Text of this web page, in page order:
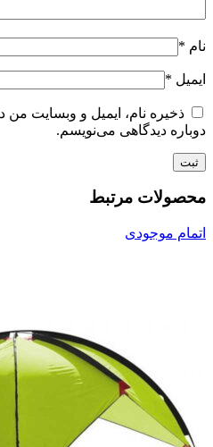
نام *
ایمیل *
ذخیره نام، ایمیل و وبسایت من
دوباره دیدگاهی می‌نویسم.
محصولات مرتبط
اتمام موجودی